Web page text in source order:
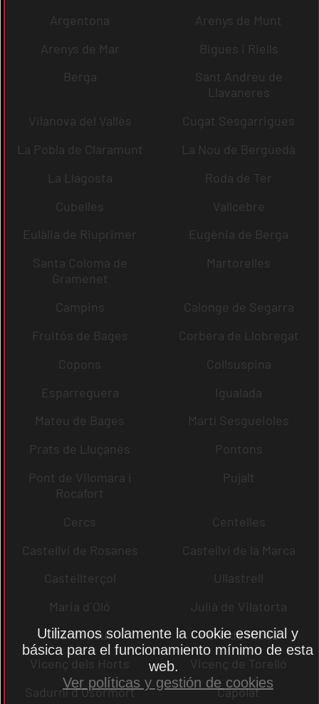
Argentona
Arenys de Munt
Arenys de Mar
Bigues i Riells
Berga
Sant Andreu de
Llavaneres
Vilanova del Vallès
Cugat Sesgarrigues
La Pobla de Claramunt
La Nou de Berguedà
La Llagosta
Roda de Ter
Cubelles
Vallcebre
Eulàlia de Riuprimer
Eugènia de Berga
Santa Coloma de
Gramenet
Martorelles
Campins
Calonge de Segarra
Fruitós de Bages
Corbera de Llobregat
Copons
Collsuspina
Esparreguera
Igualada
Mateu de Bages
Martí Sesgueioles
Prats de Lluçanès
Pontons
Pont de Vilomara i
Rocafort
Pujalt
Cercs
Centelles
Castellví de Rosanes
Castellví de la Marca
Castellterçol
Ullastrell
Maria d´Oló
Julià de Vilatorta
Cardedeu
Pere de Ribes
Vicenç dels Horts
Vicenç de Torelló
Sadurní d´Osormort
Capolat
Utilizamos solamente la cookie esencial y
básica para el funcionamiento mínimo de esta
web.
Ver políticas y gestión de cookies